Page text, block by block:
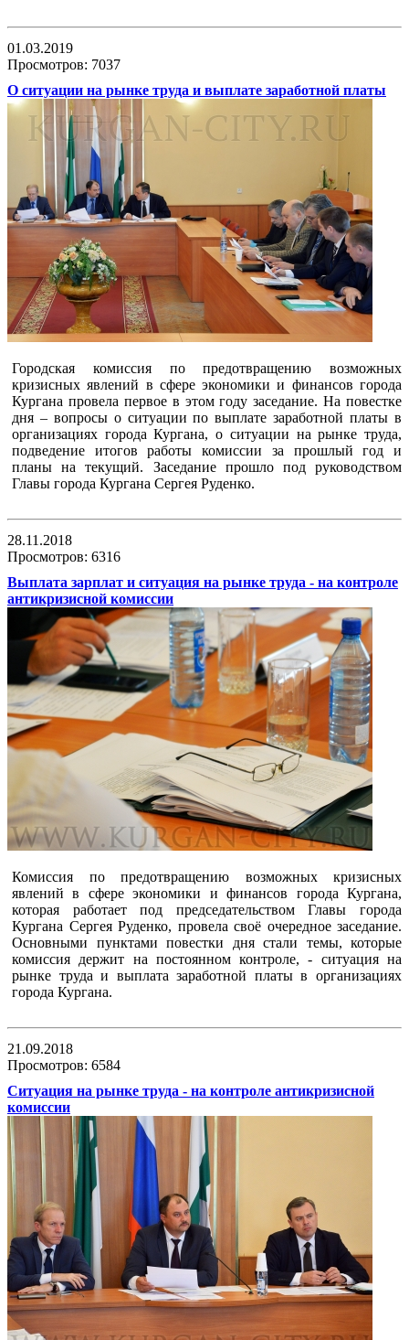
01.03.2019
Просмотров: 7037
О ситуации на рынке труда и выплате заработной платы
Городская комиссия по предотвращению возможных
кризисных явлений в сфере экономики и финансов города
Кургана провела первое в этом году заседание. На повестке
дня – вопросы о ситуации по выплате заработной платы в
организациях города Кургана, о ситуации на рынке труда,
подведение итогов работы комиссии за прошлый год и
планы на текущий. Заседание прошло под руководством
Главы города Кургана Сергея Руденко.
28.11.2018
Просмотров: 6316
Выплата зарплат и ситуация на рынке труда - на контроле
антикризисной комиссии
Комиссия по предотвращению возможных кризисных
явлений в сфере экономики и финансов города Кургана,
которая работает под председательством Главы города
Кургана Сергея Руденко, провела своё очередное заседание.
Основными пунктами повестки дня стали темы, которые
комиссия держит на постоянном контроле, - ситуация на
рынке труда и выплата заработной платы в организациях
города Кургана.
21.09.2018
Просмотров: 6584
Ситуация на рынке труда - на контроле антикризисной
комиссии